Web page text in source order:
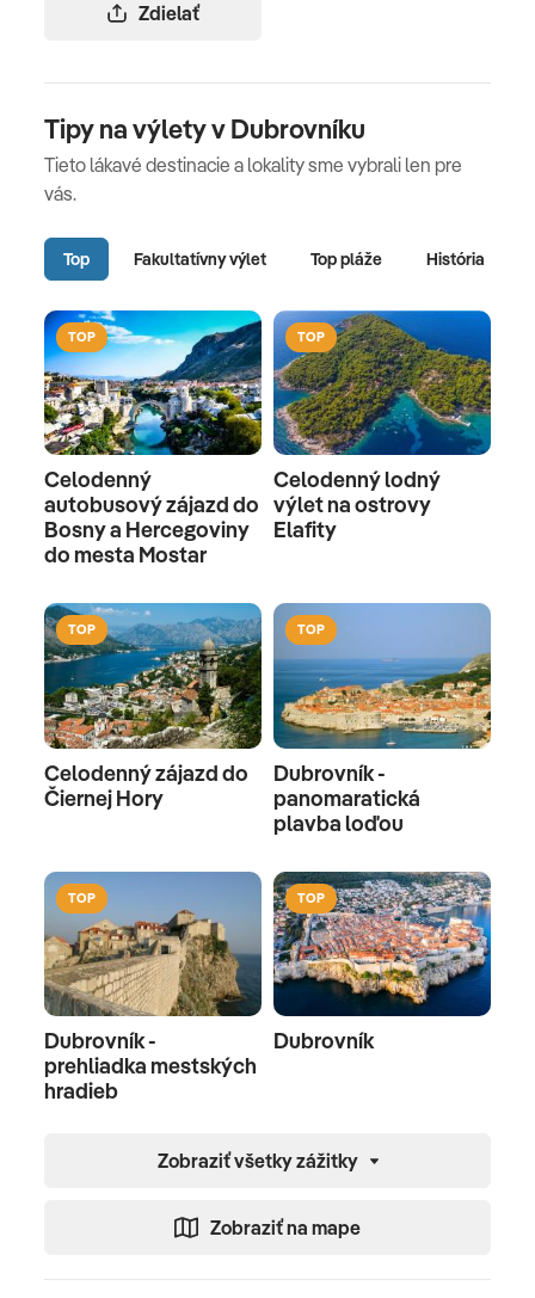
Zdielať
Tipy na výlety v Dubrovníku
Tieto lákavé destinacie a lokality sme vybrali len pre
vás.
Top Fakultatívny výlet Top pláže História
TOP
Celodenný
autobusový zájazd do
Bosny a Hercegoviny
do mesta Mostar
TOP
Celodenný lodný
výlet na ostrovy
Elafity
TOP
Celodenný zájazd do
Čiernej Hory
TOP
Dubrovník -
panomaratická
plavba loďou
TOP
Dubrovník -
prehliadka mestských
hradieb
TOP
Dubrovník
Zobraziť všetky zážitky
Zobraziť na mape